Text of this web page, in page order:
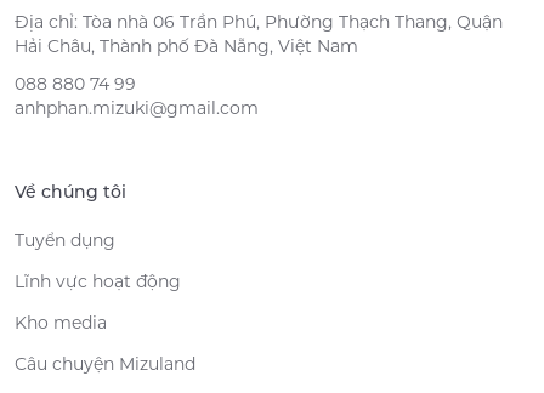
Địa chỉ: Tòa nhà 06 Trần Phú, Phường Thạch Thang, Quận
Hải Châu, Thành phố Đà Nẵng, Việt Nam
088 880 74 99
anhphan.mizuki@gmail.com
Về chúng tôi
Tuyển dụng
Lĩnh vực hoạt động
Kho media
Câu chuyện Mizuland